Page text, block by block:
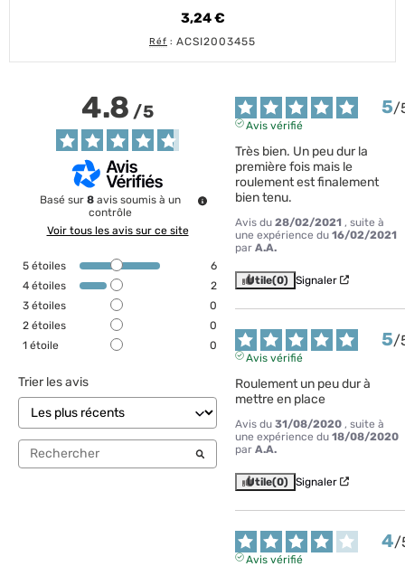
3,24 €
Prix
Réf : ACSI2003455
4.8/5
Basé sur8 avis soumis à un
contrôle
Voir tous les avis sur ce site
5 étoiles
6
4 étoiles
2
3 étoiles
0
2 étoiles
0
1 étoile 0
Trier les avis
5/
Avis vérifié
Très bien. Un peu dur la
première fois mais le
roulement est finalement
bien tenu.
Avis du 28/02/2021 , suite à
une expérience du 16/02/2021
par A.A.
Utile(0) Signaler
5/
Avis vérifié
Roulement un peu dur à
mettre en place
Avis du 31/08/2020 , suite à
une expérience du 18/08/2020
par A.A.
Utile(0) Signaler
4/
Avis vérifié